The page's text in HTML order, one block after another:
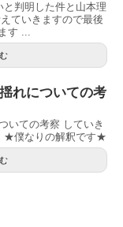
判明した件と山本理
ていきますので最後
す ...
れについての考
いての考察 していき
★僕なりの解釈です★